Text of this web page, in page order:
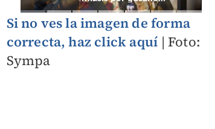
Si no ves la imagen de forma
correcta, haz click aquí | Foto:
Sympa